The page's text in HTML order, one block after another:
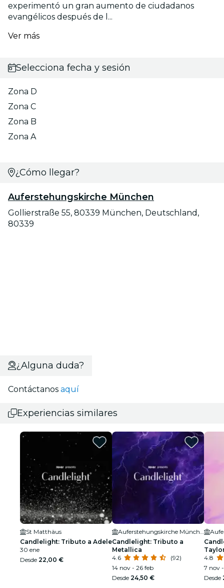
experimentó un gran aumento de ciudadanos
evangélicos después de l...
Ver más
Selecciona fecha y sesión
Zona D
Zona C
Zona B
Zona A
¿Cómo llegar?
Auferstehungskirche München
Gollierstraße 55, 80339 München, Deutschland,
80339
¿Alguna duda?
Contáctanos aquí
Experiencias similares
St Matthäus
Candlelight: Tributo a Adele
30 ene
Desde 22,00 €
Candlelight: Tributo a
Metallica
4.6
(92)
14 nov - 26 feb
Desde 24,50 €
4.8
7 nov
Desde